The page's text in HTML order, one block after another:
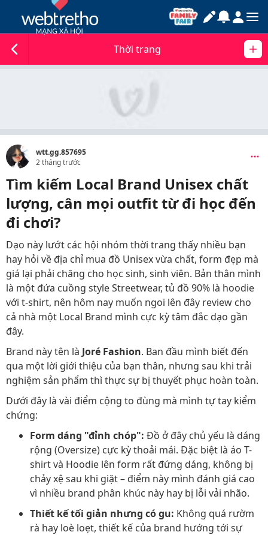
Thời trang
wtt.gg.857695
2 tháng trước
Tìm kiếm Local Brand Unisex chất
lượng, cân mọi outfit từ đi học đến
đi chơi?
Dạo này lướt các hội nhóm thời trang thấy nhiều bạn
hay hỏi về địa chỉ mua đồ Unisex vừa chất, form đẹp mà
giá lại phải chăng cho học sinh, sinh viên. Bản thân mình
là một đứa cuồng style Streetwear, tủ đồ 90% là hoodie
với t-shirt, nên hôm nay muốn ngoi lên đây review cho
cả nhà một Local Brand mình cực kỳ tâm đắc dạo gần
đây.
Brand này tên là Joré Fashion. Ban đầu mình biết đến
qua một lời giới thiệu của bạn thân, nhưng sau khi trải
nghiệm sản phẩm thì thực sự bị thuyết phục hoàn toàn.
Dưới đây là vài điểm cộng to đùng mà mình tự tay kiểm
chứng:
Form dáng "đỉnh chóp": Đồ ở đây chủ yếu là dáng
rộng (Oversize) cực kỳ thoải mái. Đặc biệt là áo T-
shirt và Hoodie lên form rất đứng dáng, không bị
chảy xệ sau khi giặt – điểm này mình đánh giá cao
vì nhiều brand phân khúc này hay bị lỗi vải nhão.
Thiết kế tối giản nhưng có gu: Không quá rườm
rà hay loè loẹt, thiết kế của brand hướng tới sự